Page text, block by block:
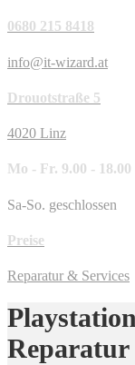
0680 215 8418
info@it-wizard.at
Drouotstraße 5
4020 Linz
Mo - Fr. 9.00 - 18.00
Sa-So. geschlossen
Preise
Reparatur & Services
Reparatur